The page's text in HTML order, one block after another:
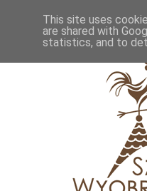
This site uses
are shared with
statistics, and to